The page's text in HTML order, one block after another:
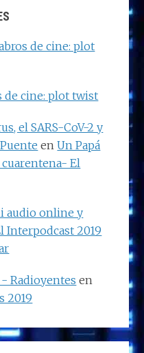
de cine: plot
de cine: plot twist
el SARS-CoV-2 y
enUn Papá
cuarentena- El
audio online y
Interpodcast 2019
Radioyentes en
2019